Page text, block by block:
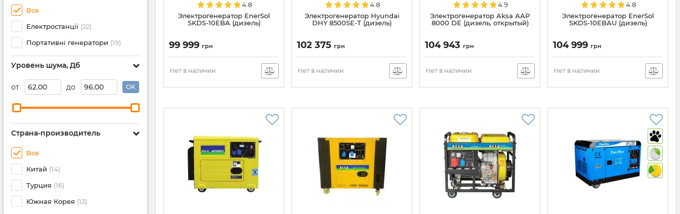
Все
Електростанції (22)
Портативні генератори (19)
Уровень шума, Дб
от до OK
Страна-производитель
Все
Китай (14)
Турция (16)
Южная Корея (13)
4.8
Электрогенератор EnerSol
SKDS-10EBA (дизель)
99 999 грн
Нет в наличии
4.8
Электрогенератор Hyundai
DHY 8500SE-Т (дизель)
102 375 грн
Нет в наличии
4.9
Электрогенератор Aksa ААР
8000 DE (дизель, открытый)
104 943 грн
Нет в наличии
4.8
Электрогенератор EnerSol
SKDS-10EBAU (дизель)
104 999 грн
Нет в наличии